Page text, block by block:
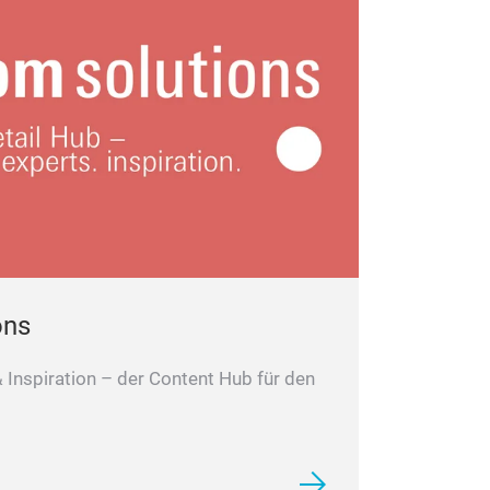
Inspiration – der Content Hub für den